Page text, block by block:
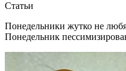
Статьи
Понедельники жутко не
Понедельник